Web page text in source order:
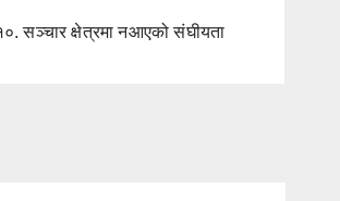
सञ्चार क्षेत्रमा नआएको संघीयता